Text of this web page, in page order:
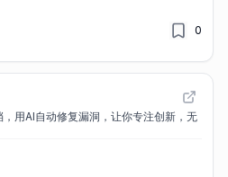
0
用AI自动修复漏洞，让你专注创新，无